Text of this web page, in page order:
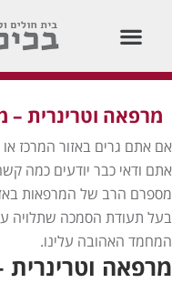
מרפאה וטרינרית –
אם אתם גרים באזור המרכז או
אתם ודאי כבר יודעים כמה
מספרם הרב של המרפאות
בעל תעודת הסמכה שתלויה
המחמד האהובה עלינו.
מרפאה וטרינרית